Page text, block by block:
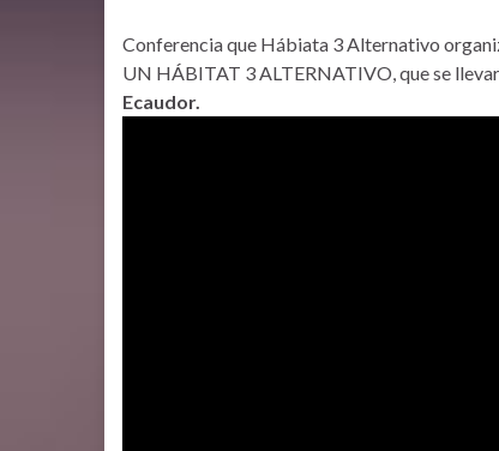
Conferencia que Hábiata 3 Alternativo
UN HÁBITAT 3 ALTERNATIVO, que se
Ecaudor.